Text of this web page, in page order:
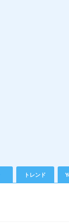
トレンド